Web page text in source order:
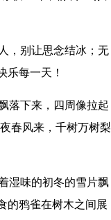
，别让思念结冰；无
乐每一天！
落下来，四周像拉起
春风来，千树万树梨
湿味的初冬的雪片飘
的鸦雀在树木之间展